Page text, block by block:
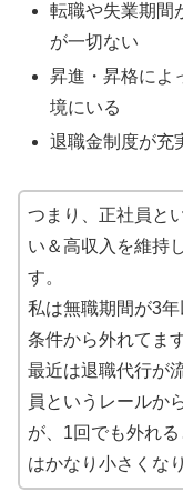
転職や失業期間
が一切ない
昇進・昇格によ
境にいる
退職金制度が充
つまり、正社員と
い＆高収入を維持
す。
私は無職期間が3
条件から外れてま
最近は退職代行が
員というレールか
が、1回でも外れ
はかなり小さくな